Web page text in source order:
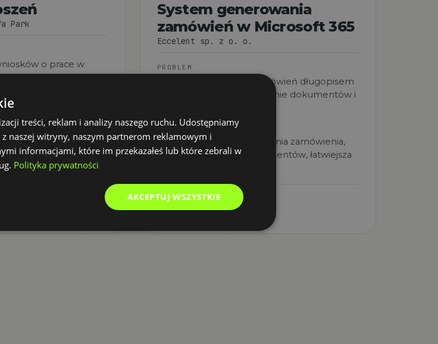
Park
o prace w
między klientem,
wszystkim
prac w kalendarzu.
System generowania
zamówień w Microsoft 365
Eccelent sp. z o. o.
PROBLEM
Ręczne wypisywanie zamówień długopisem
powodowało błędy, gubienie dokumentów i
EFEKT
Skrócony czas przygotowania zamówienia,
wyższa dokładność dokumentów, łatwiejsza
PEŁNA HISTORIA→
treści, reklam i analizy naszego ruchu. Udostępniamy
naszej witryny, naszym partnerom reklamowym i
informacjami, które im przekazałeś lub które zebrali w
Polityka prywatności
AKCEPTUJ WSZYSTKIE